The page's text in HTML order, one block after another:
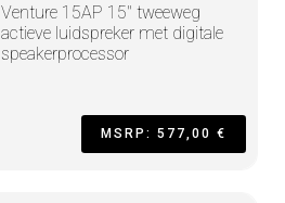
Venture 15AP 15" tweeweg
actieve luidspreker met digitale
speakerprocessor
MSRP: 577,00 €